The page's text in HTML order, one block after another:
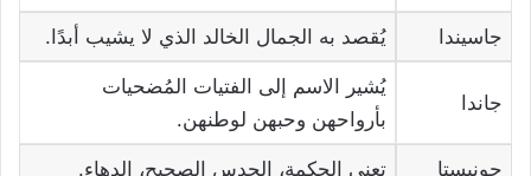
جاسيندا يُقصد به الجمال الخالد الذي لا يشيب أبدًا.
جاندا
يُشير الاسم إلى الفتيات المُضحيات
بأرواحهن وحبهن لوطنهن.
جونيستا تعني الحكمة، الحدس الصحيح، الدهاء.